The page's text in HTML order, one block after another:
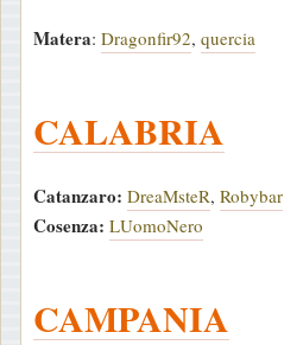
Matera: Dragonfir92, quercia
CALABRIA
Catanzaro: DreaMsteR, Robybar
Cosenza: LUomoNero
CAMPANIA